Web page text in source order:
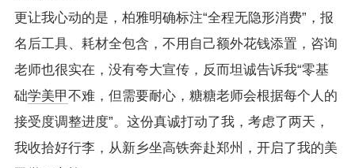
更让我心动的是，柏雅明确标注“全程无隐形消费”，报
名后工具、耗材全包含，不用自己额外花钱添置，咨询
老师也很实在，没有夸大宣传，反而坦诚告诉我“零基
础学美甲不难，但需要耐心，糖糖老师会根据每个人的
接受度调整进度”。这份真诚打动了我，考虑了两天，
我收拾好行李，从新乡坐高铁奔赴郑州，开启了我的美